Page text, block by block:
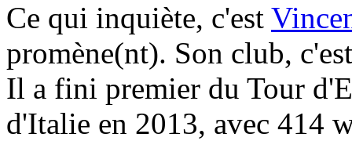
Ce qui inquiète, c'est
promène(nt). Son club,
Il a fini premier du Tour
d'Italie en 2013, avec 414